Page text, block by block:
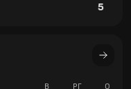
5
В РГ О